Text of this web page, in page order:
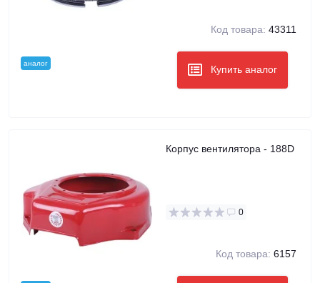
аналог
Код товара: 43311
Купить аналог
Корпус вентилятора - 188D
0
Код товара: 6157